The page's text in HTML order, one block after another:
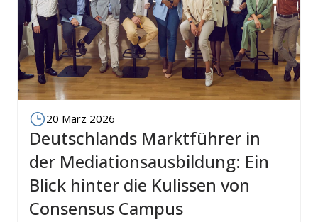
20 März 2026
Deutschlands Marktführer in
der Mediationsausbildung: Ein
Blick hinter die Kulissen von
Consensus Campus